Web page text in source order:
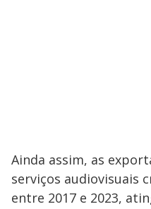
Ainda assim, as
serviços audiovisuais
entre 2017 e 2023,